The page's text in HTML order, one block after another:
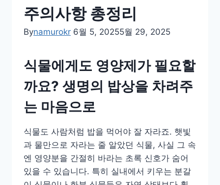
주의사항 총정리
Bynamurokr 6월 5, 20255월 29, 2025
식물에게도 영양제가 필요할
까요? 생명의 밥상을 차려주
는 마음으로
식물도 사람처럼 밥을 먹어야 잘 자라죠. 햇빛
과 물만으로 자라는 줄 알았던 식물, 사실 그 속
엔 영양분을 간절히 바라는 초록 신호가 숨어
있을 수 있습니다. 특히 실내에서 키우는 분갈